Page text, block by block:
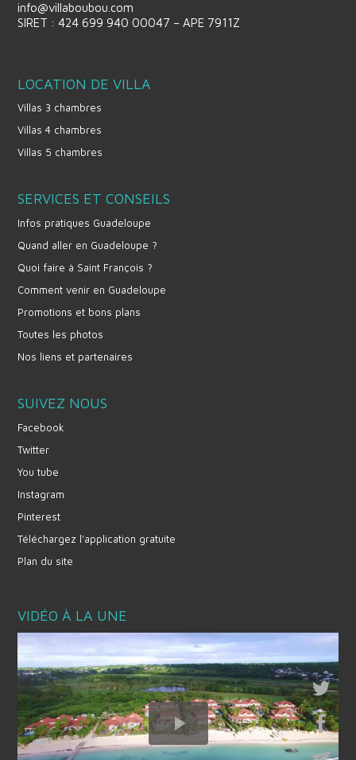
info@villaboubou.com
SIRET : 424 699 940 00047 – APE 7911Z
LOCATION DE VILLA
Villas 3 chambres
Villas 4 chambres
Villas 5 chambres
SERVICES ET CONSEILS
Infos pratiques Guadeloupe
Quand aller en Guadeloupe ?
Quoi faire à Saint François ?
Comment venir en Guadeloupe
Promotions et bons plans
Toutes les photos
Nos liens et partenaires
SUIVEZ NOUS
Facebook
Twitter
You tube
Instagram
Pinterest
Téléchargez l'application gratuite
Plan du site
VIDÉO À LA UNE